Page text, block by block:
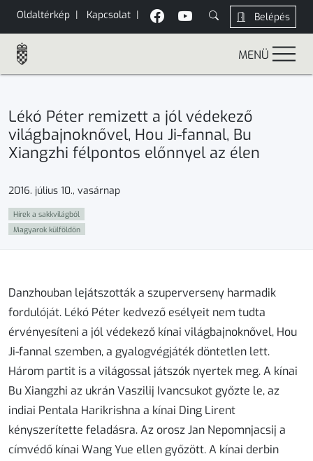
Oldaltérkép | Kapcsolat | Belépés
MENÜ
Lékó Péter remizett a jól védekező
világbajnoknővel, Hou Ji-fannal, Bu
Xiangzhi félpontos előnnyel az élen
2016. július 10., vasárnap
Hírek a sakkvilágból
Magyarok külföldön
Danzhouban lejátszották a szuperverseny harmadik
fordulóját. Lékó Péter kedvező esélyeit nem tudta
érvényesíteni a jól védekező kínai világbajnoknővel, Hou
Ji-fannal szemben, a gyalogvégjáték döntetlen lett.
Három partit is a világossal játszók nyertek meg. A kínai
Bu Xiangzhi az ukrán Vaszilij Ivancsukot győzte le, az
indiai Pentala Harikrishna a kínai Ding Lirent
kényszerítette feladásra. Az orosz Jan Nepomnjacsij a
címvédő kínai Wang Yue ellen győzött. A kínai derbin